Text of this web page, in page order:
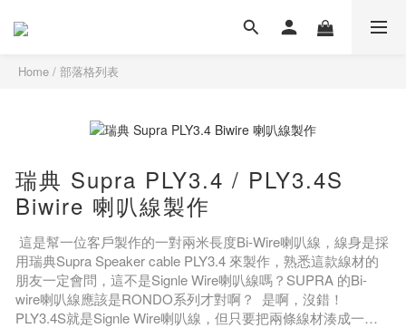
Home / 部落格列表
瑞典 Supra PLY3.4 / PLY3.4S
Biwire 喇叭線製作
這是幫一位客戶製作的一對兩米長度Bi-Wire喇叭線，線身是採
用瑞典Supra Speaker cable PLY3.4 來製作，熟悉這款線材的
朋友一定會問，這不是Signle Wire喇叭線嗎？SUPRA 的Bi-
wire喇叭線應該是RONDO系列才對啊？ 是啊，沒錯！
PLY3.4S就是Signle Wire喇叭線，但只要把兩條線材湊成一